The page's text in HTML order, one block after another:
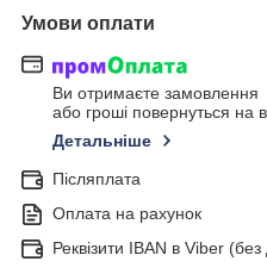
Умови оплати
Ви отримаєте замовлення
або гроші повернуться на
Детальніше
Післяплата
Оплата на рахунок
Реквізити IBAN в Viber